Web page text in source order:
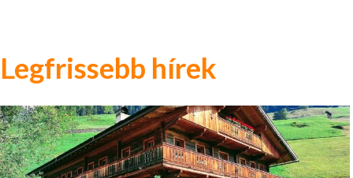
Legfrissebb hírek